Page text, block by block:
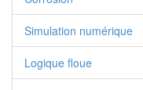
Simulation numérique
Logique floue